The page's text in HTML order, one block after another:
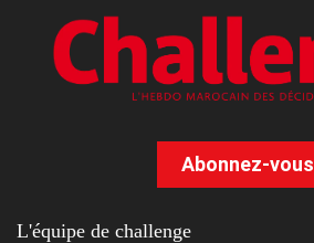
Abonnez-vous
L'équipe de challenge